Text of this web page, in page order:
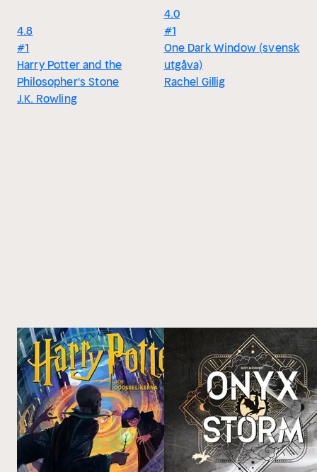
4.8
#1
Harry Potter and the
Philosopher's Stone
J.K. Rowling
4.0
#1
One Dark Window (svensk
utgåva)
Rachel Gillig